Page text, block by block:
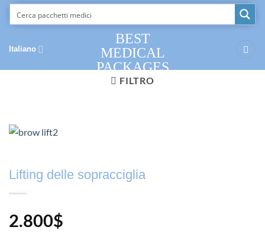
Salta
BEST
MEDICAL
PACKAGES
Italiano
FILTRO
Lifting delle sopracciglia
2.800$